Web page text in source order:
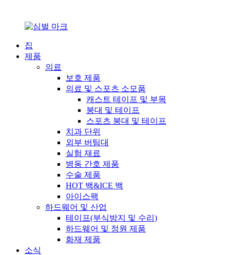
집
제품
의료
보호 제품
의료 및 스포츠 소모품
캐스트 테이프 및 부목
붕대 및 테이프
스포츠 붕대 및 테이프
치과 단위
외부 버팀대
실험 재료
병동 간호 제품
수술 제품
HOT 백&ICE 백
아이스팩
하드웨어 및 산업
테이프(부식방지 및 수리)
하드웨어 및 정원 제품
화재 제품
소식